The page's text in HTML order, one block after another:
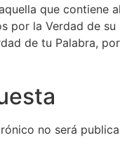
que contiene
por la Verdad de su
de tu Palabra,
no será